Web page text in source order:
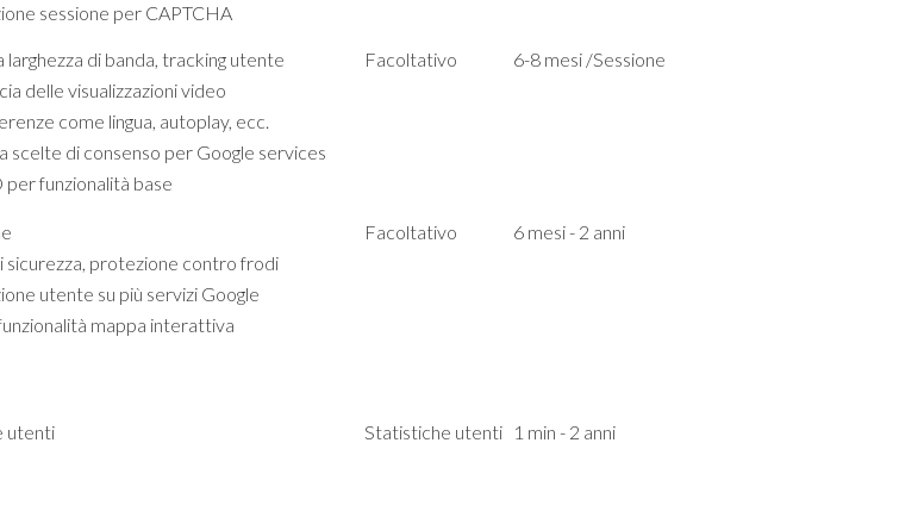
sessione per CAPTCHA
larghezza di banda, tracking utente
delle visualizzazioni video
come lingua, autoplay, ecc.
scelte di consenso per Google services
per funzionalità base
Facoltativo 6-8 mesi /Sessione
sicurezza, protezione contro frodi
utente su più servizi Google
mappa interattiva
Facoltativo 6 mesi - 2 anni
utenti Statistiche utenti 1 min - 2 anni